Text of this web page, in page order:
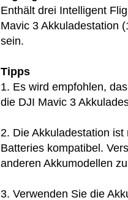
Enthält drei Intelligent
Mavic 3 Akkuladestation
sein.
Tipps
1. Es wird empfohlen,
die DJI Mavic 3
2. Die Akkuladestation
Batteries kompatibel.
anderen Akkumodellen
3. Verwenden Sie die